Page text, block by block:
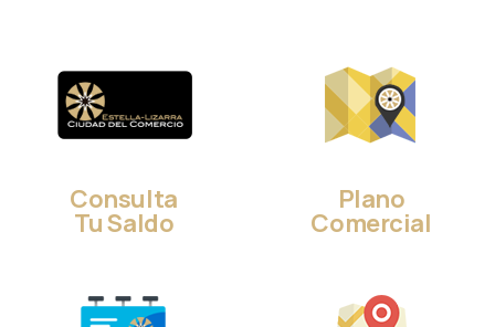
Consulta
Tu Saldo
Plano
Comercial